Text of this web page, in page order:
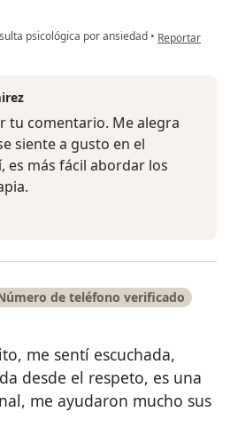
psicológica por ansiedad • en opinión del
Reportar
tu comentario. Me alegra
siente a gusto en el
es más fácil abordar los
de teléfono verificado
me sentí escuchada,
desde el respeto, es una
me ayudaron mucho sus